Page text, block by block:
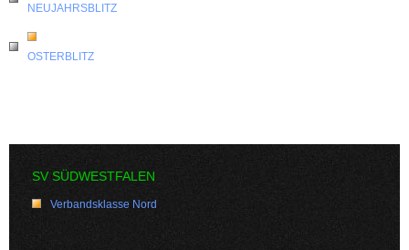
NEUJAHRSBLITZ
OSTERBLITZ
SV SÜDWESTFALEN
Verbandsklasse Nord